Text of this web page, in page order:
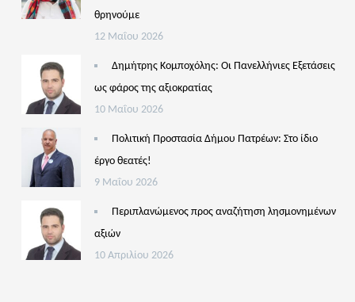
θρηνούμε
12 Μαΐου 2026
Δημήτρης Κομποχόλης: Οι Πανελλήνιες Εξετάσεις
ως φάρος της αξιοκρατίας
10 Μαΐου 2026
Πολιτική Προστασία Δήμου Πατρέων: Στο ίδιο
έργο θεατές!
9 Μαΐου 2026
Περιπλανώμενος προς αναζήτηση λησμονημένων
αξιών
10 Απριλίου 2026